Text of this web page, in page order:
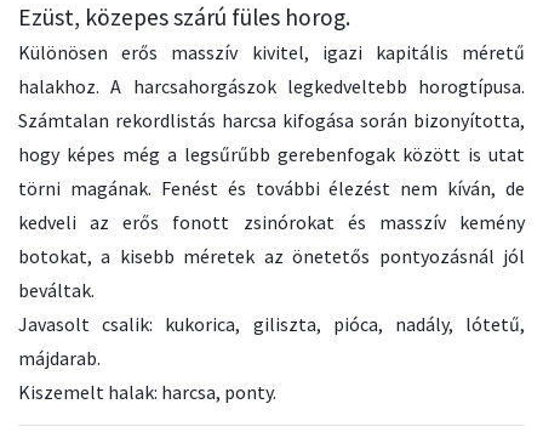
Ezüst, közepes szárú füles horog.
Különösen erős masszív kivitel, igazi kapitális méretű
halakhoz. A harcsahorgászok legkedveltebb horogtípusa.
Számtalan rekordlistás harcsa kifogása során bizonyította,
hogy képes még a legsűrűbb gerebenfogak között is utat
törni magának. Fenést és további élezést nem kíván, de
kedveli az erős fonott zsinórokat és masszív kemény
botokat, a kisebb méretek az önetetős pontyozásnál jól
beváltak.
Javasolt csalik: kukorica, giliszta, pióca, nadály, lótetű,
májdarab.
Kiszemelt halak: harcsa, ponty.